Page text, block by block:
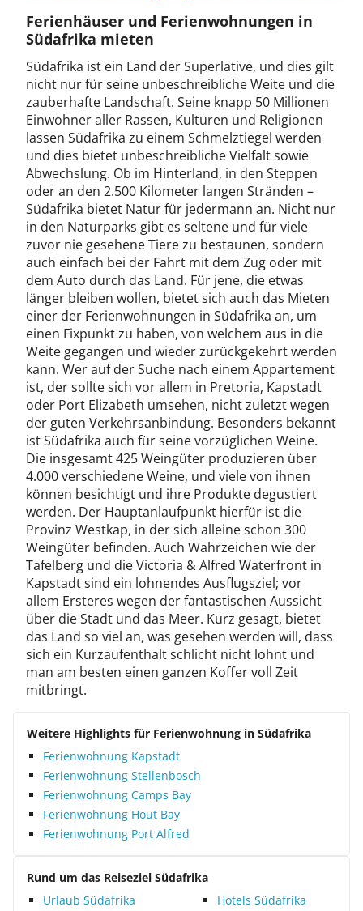
Ferienhäuser und Ferienwohnungen in
Südafrika mieten
Südafrika ist ein Land der Superlative, und dies gilt
nicht nur für seine unbeschreibliche Weite und die
zauberhafte Landschaft. Seine knapp 50 Millionen
Einwohner aller Rassen, Kulturen und Religionen
lassen Südafrika zu einem Schmelztiegel werden
und dies bietet unbeschreibliche Vielfalt sowie
Abwechslung. Ob im Hinterland, in den Steppen
oder an den 2.500 Kilometer langen Stränden –
Südafrika bietet Natur für jedermann an. Nicht nur
in den Naturparks gibt es seltene und für viele
zuvor nie gesehene Tiere zu bestaunen, sondern
auch einfach bei der Fahrt mit dem Zug oder mit
dem Auto durch das Land. Für jene, die etwas
länger bleiben wollen, bietet sich auch das Mieten
einer der Ferienwohnungen in Südafrika an, um
einen Fixpunkt zu haben, von welchem aus in die
Weite gegangen und wieder zurückgekehrt werden
kann. Wer auf der Suche nach einem Appartement
ist, der sollte sich vor allem in Pretoria, Kapstadt
oder Port Elizabeth umsehen, nicht zuletzt wegen
der guten Verkehrsanbindung. Besonders bekannt
ist Südafrika auch für seine vorzüglichen Weine.
Die insgesamt 425 Weingüter produzieren über
4.000 verschiedene Weine, und viele von ihnen
können besichtigt und ihre Produkte degustiert
werden. Der Hauptanlaufpunkt hierfür ist die
Provinz Westkap, in der sich alleine schon 300
Weingüter befinden. Auch Wahrzeichen wie der
Tafelberg und die Victoria & Alfred Waterfront in
Kapstadt sind ein lohnendes Ausflugsziel; vor
allem Ersteres wegen der fantastischen Aussicht
über die Stadt und das Meer. Kurz gesagt, bietet
das Land so viel an, was gesehen werden will, dass
sich ein Kurzaufenthalt schlicht nicht lohnt und
man am besten einen ganzen Koffer voll Zeit
mitbringt.
Weitere Highlights für Ferienwohnung in Südafrika
Ferienwohnung Kapstadt
Ferienwohnung Stellenbosch
Ferienwohnung Camps Bay
Ferienwohnung Hout Bay
Ferienwohnung Port Alfred
Rund um das Reiseziel Südafrika
Urlaub Südafrika
Hotels Südafrika